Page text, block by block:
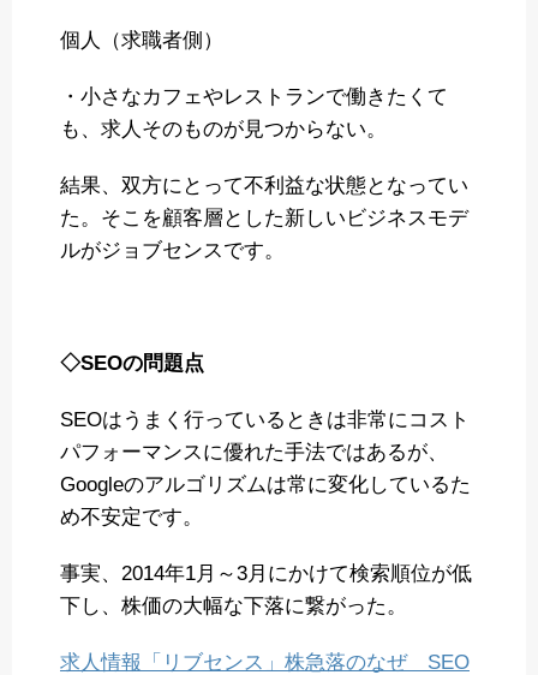
個人（求職者側）
・小さなカフェやレストランで働きたくて
も、求人そのものが見つからない。
結果、双方にとって不利益な状態となってい
た。そこを顧客層とした新しいビジネスモデ
ルがジョブセンスです。
◇SEOの問題点
SEOはうまく行っているときは非常にコスト
パフォーマンスに優れた手法ではあるが、
Googleのアルゴリズムは常に変化しているた
め不安定です。
事実、2014年1月～3月にかけて検索順位が低
下し、株価の大幅な下落に繋がった。
求人情報「リブセンス」株急落のなぜ SEO